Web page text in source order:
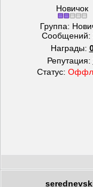
Новичок
Группа:
Сообщений:
Награды:
Репутация:
Статус: